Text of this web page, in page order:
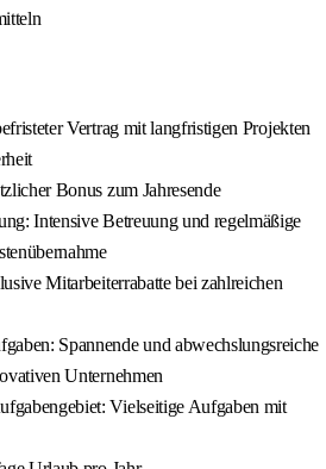
Vertrag mit langfristigen Projekten
Bonus zum Jahresende
Intensive Betreuung und regelmäßige
Mitarbeiterrabatte bei zahlreichen
Spannende und abwechslungsreiche
Unternehmen
Vielseitige Aufgaben mit